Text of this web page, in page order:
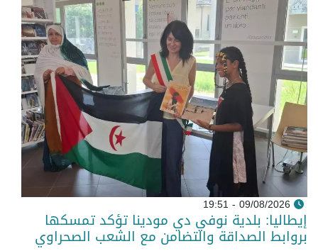
09/08/2026 - 19:51
إيطاليا: بلدية نوفي دي مودينا تؤكد تمسكها
بروابط الصداقة والتضامن مع الشعب الصحراوي